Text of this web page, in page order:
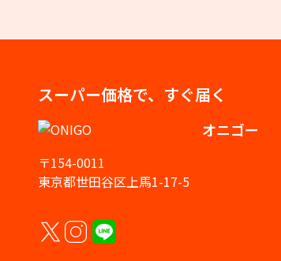
スーパー価格で、すぐ届く
オニゴー
〒154-0011
東京都世田谷区上馬1-17-5